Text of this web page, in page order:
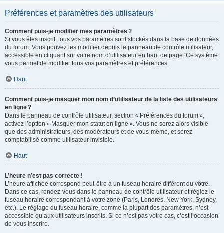
Préférences et paramètres des utilisateurs
Comment puis-je modifier mes paramètres ?
Si vous êtes inscrit, tous vos paramètres sont stockés dans la base de données
du forum. Vous pouvez les modifier depuis le panneau de contrôle utilisateur,
accessible en cliquant sur votre nom d’utilisateur en haut de page. Ce système
vous permet de modifier tous vos paramètres et préférences.
Haut
Comment puis-je masquer mon nom d’utilisateur de la liste des utilisateurs
en ligne ?
Dans le panneau de contrôle utilisateur, section « Préférences du forum »,
activez l’option « Masquer mon statut en ligne ». Vous ne serez alors visible
que des administrateurs, des modérateurs et de vous-même, et serez
comptabilisé comme utilisateur invisible.
Haut
L’heure n’est pas correcte !
L’heure affichée correspond peut-être à un fuseau horaire différent du vôtre.
Dans ce cas, rendez-vous dans le panneau de contrôle utilisateur et réglez le
fuseau horaire correspondant à votre zone (Paris, Londres, New York, Sydney,
etc.). Le réglage du fuseau horaire, comme la plupart des paramètres, n’est
accessible qu’aux utilisateurs inscrits. Si ce n’est pas votre cas, c’est l’occasion
de vous inscrire.